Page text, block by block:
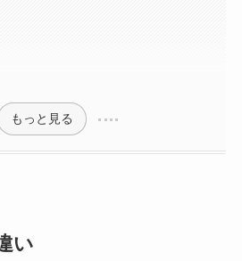
もっと見る
い